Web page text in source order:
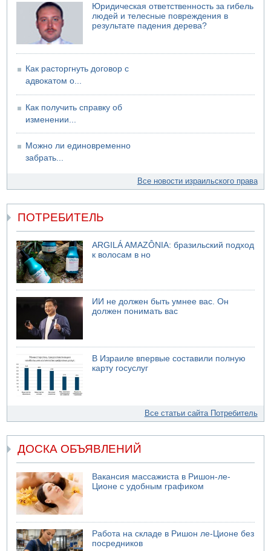
06.08.2026 11:41
Трое подростков ограбили сексшоп в Холоне
Юридическая ответственность за гибель
людей и телесные повреждения в
результате падения дерева?
Как расторгнуть договор с
адвокатом о...
Как получить справку об
изменении...
Можно ли единовременно
забрать...
Все новости израильского права
ПОТРЕБИТЕЛЬ
ARGILÁ AMAZÔNIA: бразильский подход
к волосам в но
ИИ не должен быть умнее вас. Он
должен понимать вас
В Израиле впервые составили полную
карту госуслуг
Все статьи сайта Потребитель
ДОСКА ОБЪЯВЛЕНИЙ
Вакансия массажиста в Ришон-ле-
Ционе с удобным графиком
Работа на складе в Ришон ле-Ционе без
посредников